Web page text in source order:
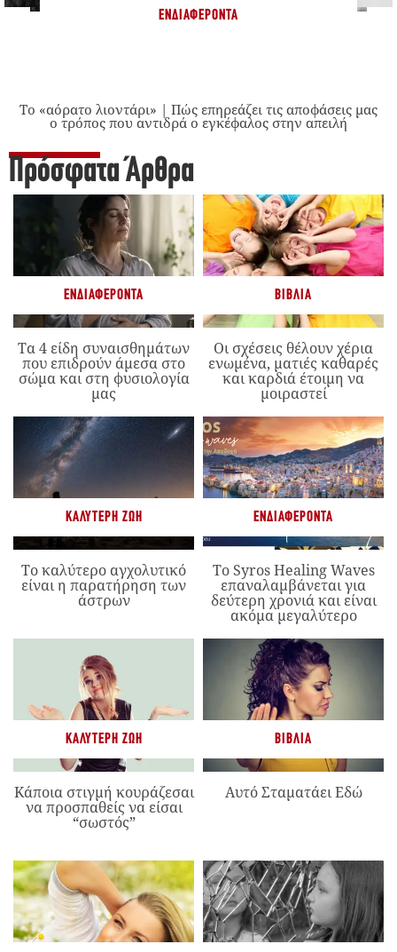
ΕΝΔΙΑΦΈΡΟΝΤΑ
Το «αόρατο λιοντάρι» | Πώς επηρεάζει τις αποφάσεις μας
ο τρόπος που αντιδρά ο εγκέφαλος στην απειλή
Πρόσφατα Άρθρα
ΕΝΔΙΑΦΈΡΟΝΤΑ
Τα 4 είδη συναισθημάτων
που επιδρούν άμεσα στο
σώμα και στη φυσιολογία
μας
ΒΙΒΛΊΑ
Οι σχέσεις θέλουν χέρια
ενωμένα, ματιές καθαρές
και καρδιά έτοιμη να
μοιραστεί
ΚΑΛΎΤΕΡΗ ΖΩΉ
Το καλύτερο αγχολυτικό
είναι η παρατήρηση των
άστρων
ΕΝΔΙΑΦΈΡΟΝΤΑ
Το Syros Healing Waves
επαναλαμβάνεται για
δεύτερη χρονιά και είναι
ακόμα μεγαλύτερο
ΚΑΛΎΤΕΡΗ ΖΩΉ
Κάποια στιγμή κουράζεσαι
να προσπαθείς να είσαι
“σωστός”
ΒΙΒΛΊΑ
Αυτό Σταματάει Εδώ